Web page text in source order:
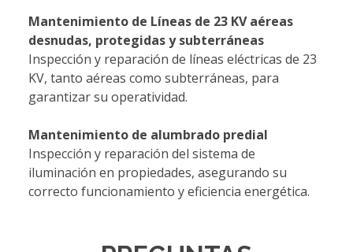
Mantenimiento de Líneas de 23 KV aéreas
desnudas, protegidas y subterráneas
Inspección y reparación de líneas eléctricas de 23
KV, tanto aéreas como subterráneas, para
garantizar su operatividad.
Mantenimiento de alumbrado predial
Inspección y reparación del sistema de
iluminación en propiedades, asegurando su
correcto funcionamiento y eficiencia energética.